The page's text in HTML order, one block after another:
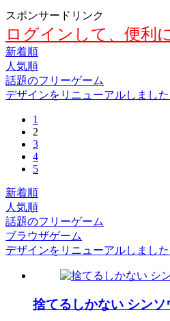
スポンサードリンク
ログインして、便利
新着順
人気順
話題のフリーゲーム
デザインをリニューアルしました
1
2
3
4
5
新着順
人気順
話題のフリーゲーム
ブラウザゲーム
デザインをリニューアルしました
捨てるしかない シンソ